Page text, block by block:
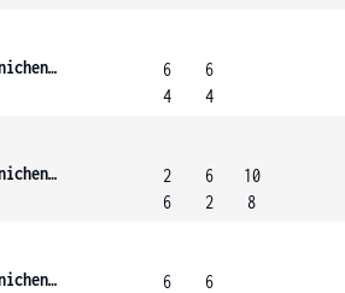
Kalenichenko
6
4
6
4
Kalenichenko
2
6
6
2
10
8
Kalenichenko
6
6